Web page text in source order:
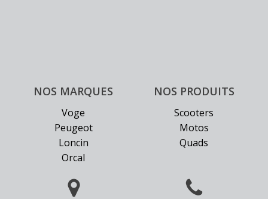
NOS MARQUES
Voge
Peugeot
Loncin
Orcal
NOS PRODUITS
Scooters
Motos
Quads